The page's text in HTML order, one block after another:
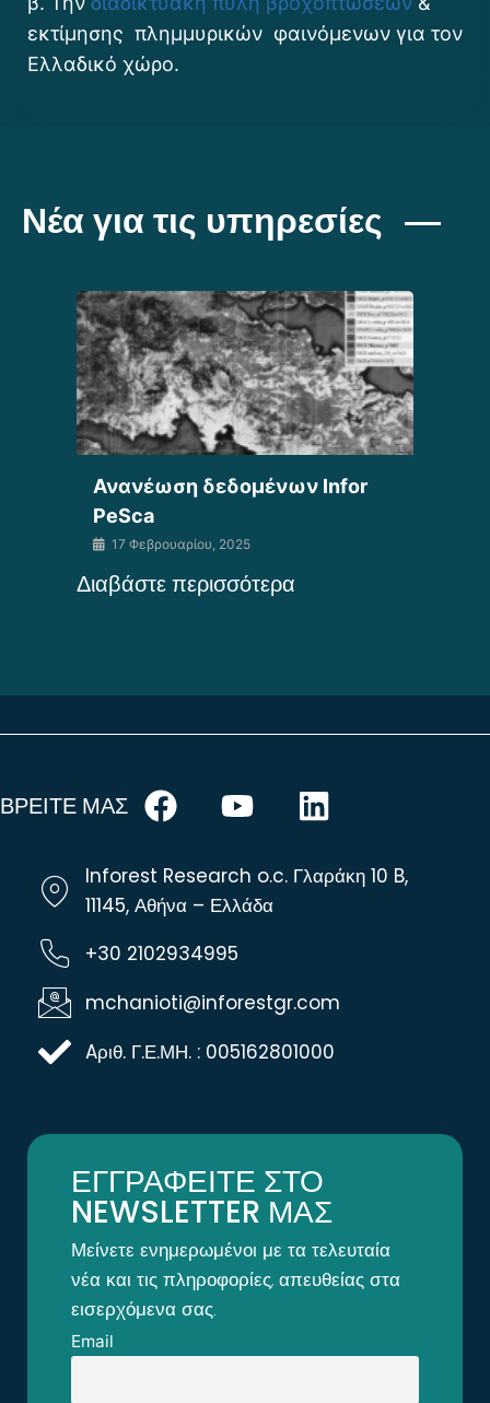
εκτίμησης πλημμυρικών φαινόμενων για τον
Ελλαδικό χώρο.
Νέα για τις υπηρεσίες
Ανανέωση δεδομένων Infor
PeSca
17 Φεβρουαρίου, 2025
Διαβάστε περισσότερα
ΒΡΕΙΤΕ ΜΑΣ
Inforest Research o.c. Γλαράκη 10 B,
11145, Αθήνα – Ελλάδα
+30 2102934995
mchanioti@inforestgr.com
Aριθ. Γ.Ε.ΜΗ. : 005162801000
ΕΓΓΡΑΦΕΙΤΕ ΣΤΟ
NEWSLETTER ΜΑΣ
Μείνετε ενημερωμένοι με τα τελευταία
νέα και τις πληροφορίες, απευθείας στα
εισερχόμενα σας.
Email